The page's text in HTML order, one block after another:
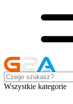
Wszystkie kategorie